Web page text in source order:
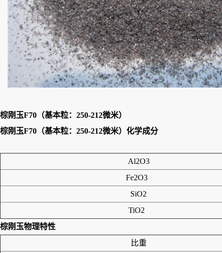
棕刚玉F70（基本粒：250-212微米）
棕刚玉F70（基本粒：250-212微米） 化学成分
Al2O3
Fe2O3
SiO2
TiO2
棕刚玉物理特性
比重